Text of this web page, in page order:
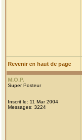
Revenir en haut de page
M.O.P.
Super Posteur
Inscrit le: 11 Mar 2004
Messages: 3224